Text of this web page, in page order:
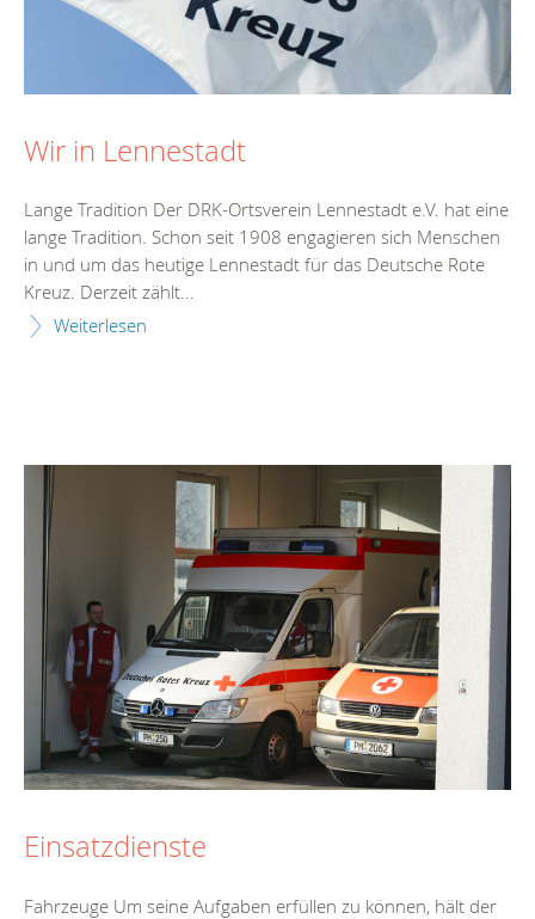
Wir in Lennestadt
Lange Tradition Der DRK-Ortsverein Lennestadt e.V. hat eine
lange Tradition. Schon seit 1908 engagieren sich Menschen
in und um das heutige Lennestadt für das Deutsche Rote
Kreuz. Derzeit zählt...
Weiterlesen
Einsatzdienste
Fahrzeuge Um seine Aufgaben erfüllen zu können, hält der